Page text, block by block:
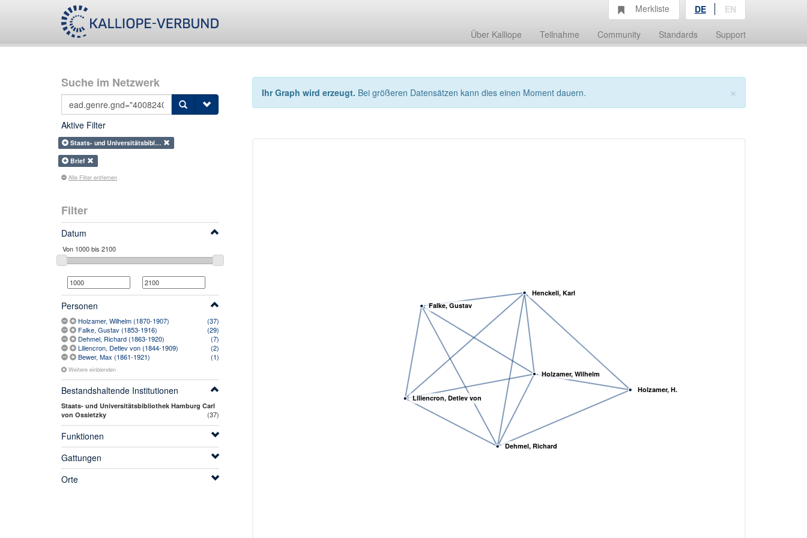
Über Kalliope Teilnahme Community Standards Support
Merkliste DE EN
Suche im Netzwerk
Aktive Filter
Staats- und Universitätsbibl…
Brief
Alle Filter entfernen
Filter
Datum
Personen
Holzamer, Wilhelm (1870-1907)
(37)
Falke, Gustav (1853-1916)
(29)
Dehmel, Richard (1863-1920)
(7)
Liliencron, Detlev von (1844-1909)
(2)
Bewer, Max (1861-1921)
(1)
Weitere einblenden
Bestandshaltende Institutionen
Staats- und Universitätsbibliothek Hamburg Carl
von Ossietzky
(37)
Funktionen
Gattungen
Orte
×
Ihr Graph wird erzeugt. Bei größeren Datensätzen kann dies einen Moment dauern.
Holzamer, H.
Falke, Gustav
Dehmel, Richard
Liliencron, Detlev von
Holzamer, Wilhelm
Henckell, Karl